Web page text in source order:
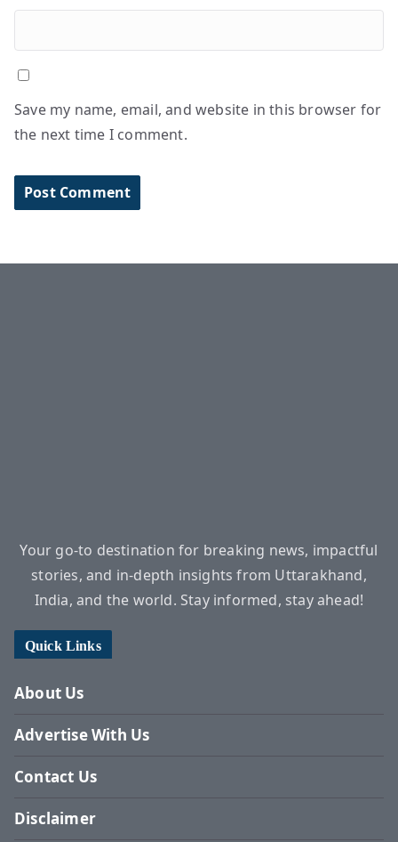
Save my name, email, and website in this browser for
the next time I comment.
Your go-to destination for breaking news, impactful
stories, and in-depth insights from Uttarakhand,
India, and the world. Stay informed, stay ahead!
Quick Links
About Us
Advertise With Us
Contact Us
Disclaimer